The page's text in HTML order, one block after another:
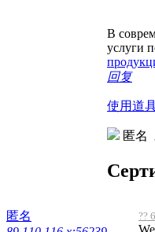
В
услуги
回复
使用道
匿名
匿名
??